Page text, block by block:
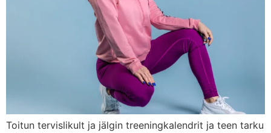
Toitun tervislikult ja jälgin treeningkalendrit ja teen tarku